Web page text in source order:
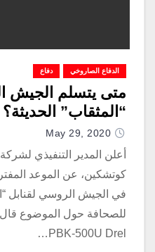
الدفاع الصاروخي دفاع
متى يتسلم الجيش
“المثقاب” الحديثة؟
May 29, 2020
أعلن المدير التنفيذي
كوتشكين، عن الموعد
في الجيش الروسي لقنابل
للصحافة حول الموضوع
PBK-500U Drel…